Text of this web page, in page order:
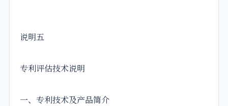
说明五
专利评估技术说明
一、专利技术及产品简介